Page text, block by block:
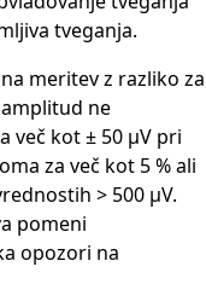
tveganja.
meritev z razliko za
ne
več kot ± 50 μV pri
za več kot 5 % ali
> 500 μV.
pomeni
opozori na